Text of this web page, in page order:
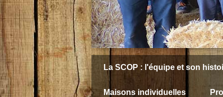
La SCOP : l'équipe et son
Maisons individuelles